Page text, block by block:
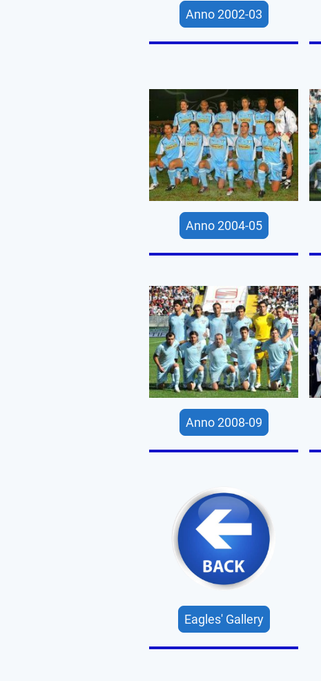
Anno 2002-03
Anno 2004-05
Anno 2008-09
Eagles' Gallery